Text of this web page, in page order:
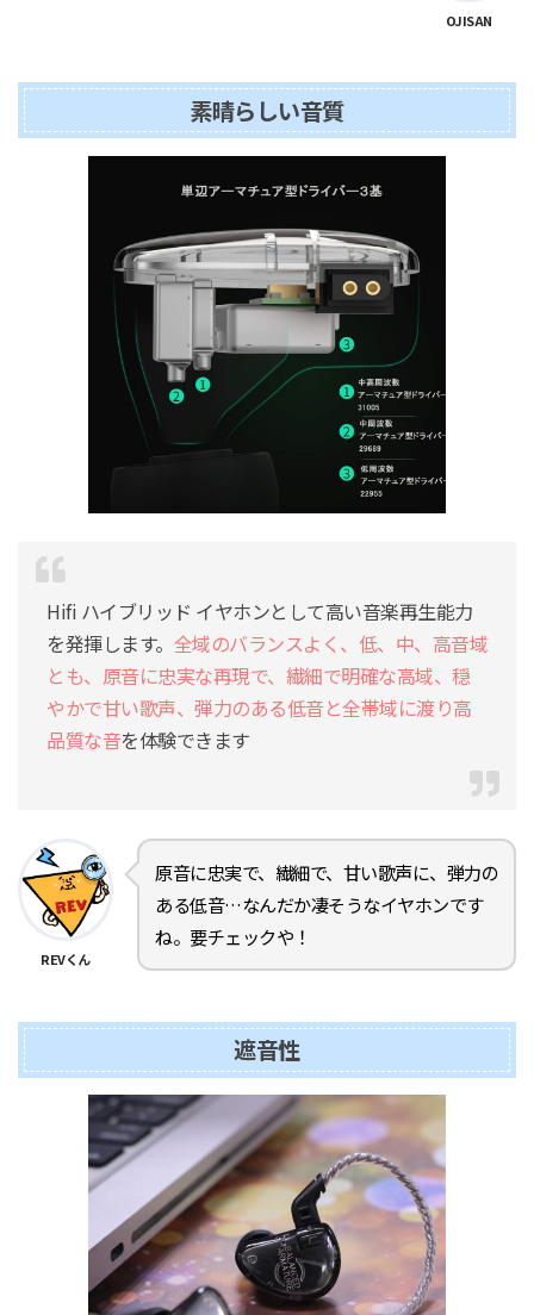
OJISAN
素晴らしい音質
Hifi ハイブリッド イヤホンとして高い音楽再生能力
を発揮します。 全域のバランスよく、低、中、高音域
とも、原音に忠実な再現で、繊細で明確な高域、穏
やかで甘い歌声、弾力のある低音と全帯域に渡り高
品質な音を体験できます
REVくん
原音に忠実で、繊細で、甘い歌声に、弾力の
ある低音…なんだか凄そうなイヤホンです
ね。要チェックや！
遮音性